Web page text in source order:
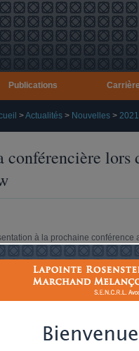
Publications
>Actualités > Nouvelles > 2021
conférencière lors
à la prochaine conférence
2021.
d’être informés, par des chefs
technologie au Canada et à
intitulée « Digital Identity in
d’actualité entourant :
vaccinaux lors de voyages ;